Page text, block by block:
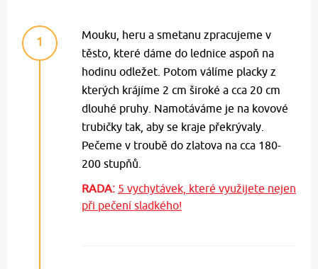
1
Mouku, heru a smetanu zpracujeme v
těsto, které dáme do lednice aspoň na
hodinu odležet. Potom válíme placky z
kterých krájíme 2 cm široké a cca 20 cm
dlouhé pruhy. Namotáváme je na kovové
trubičky tak, aby se kraje překrývaly.
Pečeme v troubě do zlatova na cca 180-
200 stupňů.
RADA: 5 vychytávek, které využijete nejen
při pečení sladkého!